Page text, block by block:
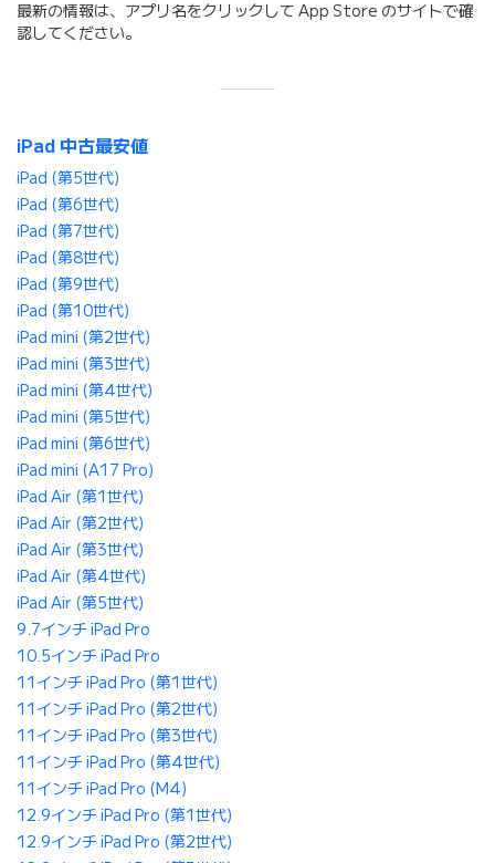
最新の情報は、アプリ名をクリックして App Store のサイトで確
認してください。
iPad 中古最安値
iPad (第5世代)
iPad (第6世代)
iPad (第7世代)
iPad (第8世代)
iPad (第9世代)
iPad (第10世代)
iPad mini (第2世代)
iPad mini (第3世代)
iPad mini (第4世代)
iPad mini (第5世代)
iPad mini (第6世代)
iPad mini (A17 Pro)
iPad Air (第1世代)
iPad Air (第2世代)
iPad Air (第3世代)
iPad Air (第4世代)
iPad Air (第5世代)
9.7インチ iPad Pro
10.5インチ iPad Pro
11インチ iPad Pro (第1世代)
11インチ iPad Pro (第2世代)
11インチ iPad Pro (第3世代)
11インチ iPad Pro (第4世代)
11インチ iPad Pro (M4)
12.9インチ iPad Pro (第1世代)
12.9インチ iPad Pro (第2世代)